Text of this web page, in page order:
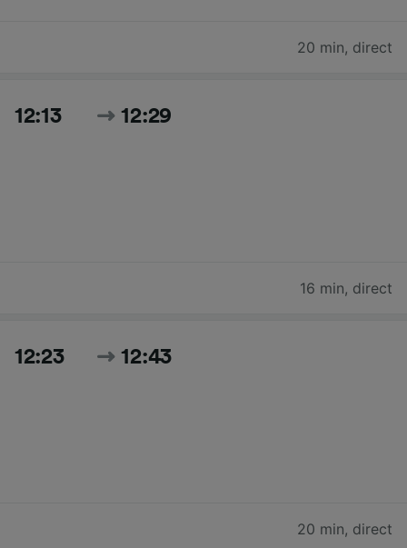
20 min, direct
12:13 12:29
16 min, direct
12:23 12:43
20 min, direct